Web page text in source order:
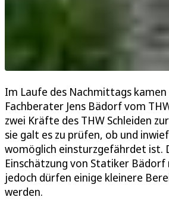
Im Laufe des Nachmittags kamen
Fachberater Jens Bädorf vom
zwei Kräfte des THW Schleiden
sie galt es zu prüfen, ob und
womöglich einsturzgefährdet ist.
Einschätzung von Statiker Bädorf
jedoch dürfen einige kleinere
werden.